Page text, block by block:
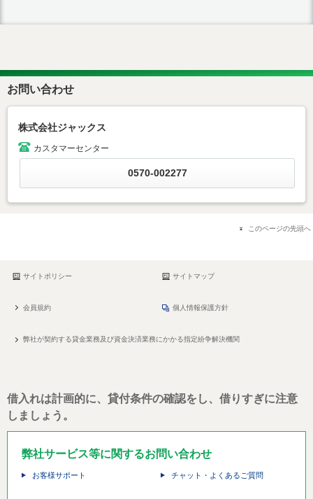
お問い合わせ
株式会社ジャックス
カスタマーセンター
0570-002277
このページの先頭へ
弊社サービス等に関するお問い合わせ
お客様サポート チャット・よくあるご質問
サイトポリシー サイトマップ
会員規約 個人情報保護方針
弊社が契約する貸金業務及び資金決済業務にかかる指定紛争解決機関
借入れは計画的に、貸付条件の確認をし、借りすぎに注意
しましょう。